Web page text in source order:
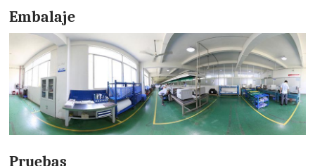
Embalaje
Pruebas